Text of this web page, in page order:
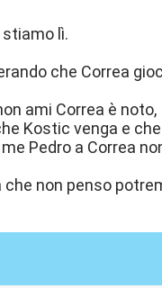
lì.
che Correa
ami Correa è noto,
Kostic venga e
Pedro a Correa
che non penso